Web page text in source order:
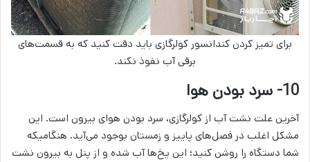
برای تمیز کردن کندانسور کولرگازی باید دقت کنید که به قسمت‌های
برقی آب نفوذ نکند.
10- سرد بودن هوا
آخرین علت نشت آب از کولرگازی، سرد بودن هوای بیرون است. این
مشکل اغلب در فصل‌های پاییز و زمستان بوجود می‌آید. هنگامیکه
شما دستگاه را روشن کنید؛ این یخ‌ها آب شده و از پنل به بیرون نشت